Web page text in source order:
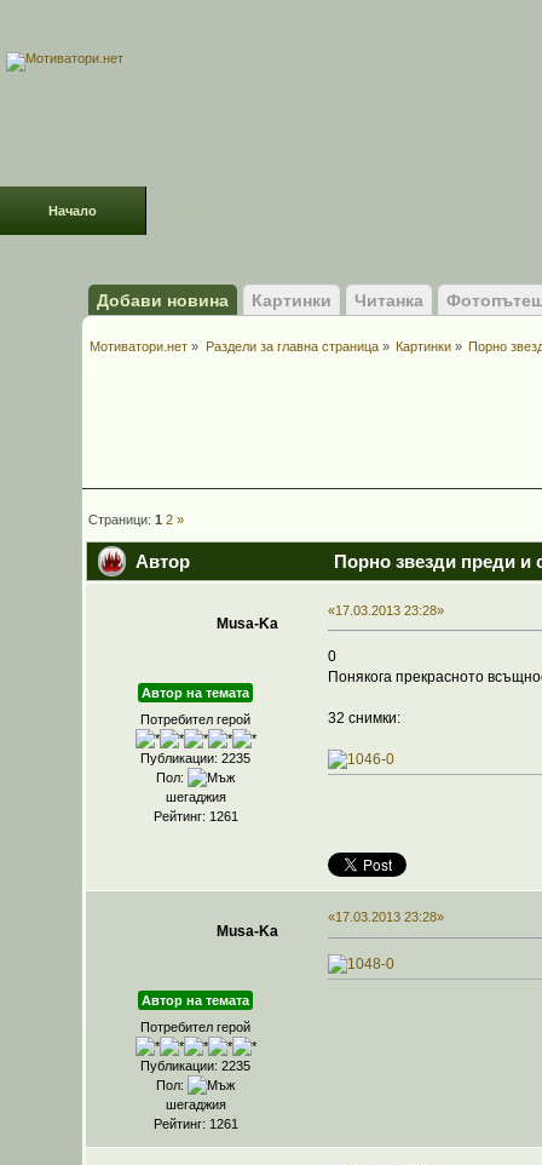
Начало
Добави новина Картинки Читанка
Мотиватори.нет » Раздели за главна страница» Картинки » Порно
Страници:1 2 »
Автор Порно звезди преди и
Musa-Ka
Автор на темата
Потребител герой
Публикации: 2235
Пол:
шегаджия
Рейтинг: 1261
«17.03.2013 23:28»
0
Понякога прекрасното
32 снимки:
Musa-Ka
Автор на темата
Потребител герой
Публикации: 2235
Пол:
шегаджия
Рейтинг: 1261
«17.03.2013 23:28»